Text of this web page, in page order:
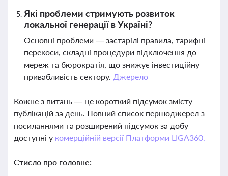
Які проблеми стримують розвиток
локальної генерації в Україні?
Основні проблеми — застарілі правила, тарифні
перекоси, складні процедури підключення до
мереж та бюрократія, що знижує інвестиційну
привабливість сектору. Джерело
Кожне з питань — це короткий підсумок змісту
публікацій за день. Повний список першоджерел з
посиланнями та розширений підсумок за добу
доступні у комерційній версії Платформи LIGA360.
Стисло про головне: